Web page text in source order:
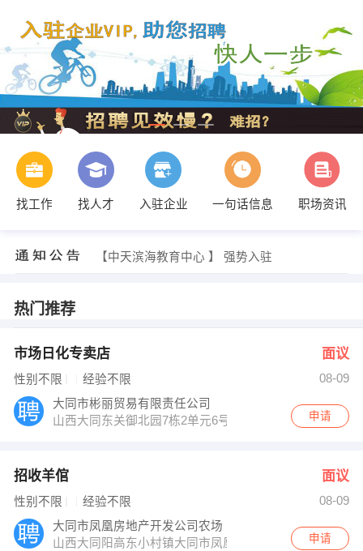
找工作 找人才 入驻企业 一句话信息
职场资讯
【中天滨海教育中心 】 强势入驻
李学刚 发布 [饲料销售业务员 ] 招聘信息
2543554208 发布 [业务员 ] 招聘信息
【大同名扬企业电视台 】 强势入驻
热门推荐
市场日化专卖店 面议
性别不限 经验不限
08-09
大同市彬丽贸易有限责任公司
山西大同东关御北园7栋2单元6号
申请
招收羊倌 面议
性别不限 经验不限
08-09
大同市凤凰房地产开发公司农场
山西大同阳高东小村镇大同市凤凰房地产开发公司农场
申请